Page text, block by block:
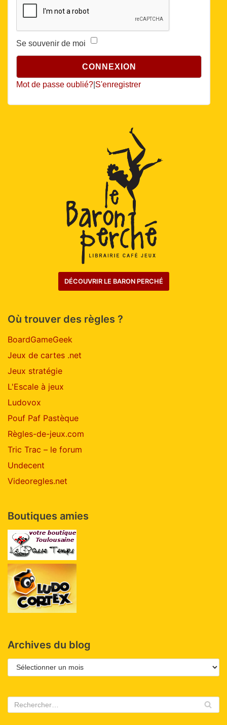
Se souvenir de moi
Mot de passe oublié? S'enregistrer
DÉCOUVRIR LE BARON PERCHÉ
Où trouver des règles ?
BoardGameGeek
Jeux de cartes .net
Jeux stratégie
L'Escale à jeux
Ludovox
Pouf Paf Pastèque
Règles-de-jeux.com
Tric Trac – le forum
Undecent
Videoregles.net
Boutiques amies
Archives du blog